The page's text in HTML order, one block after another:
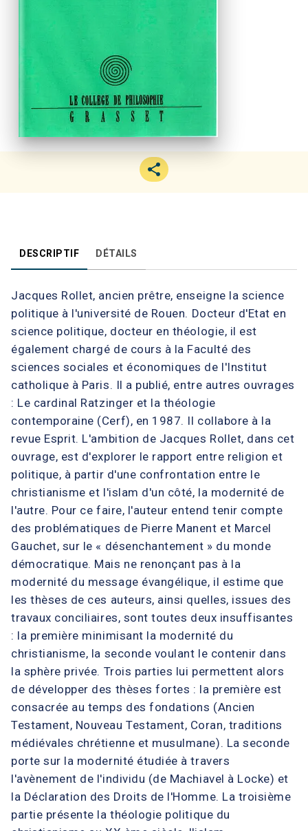
DESCRIPTIF DÉTAILS
Jacques Rollet, ancien prêtre, enseigne la science
politique à l'université de Rouen. Docteur d'Etat en
science politique, docteur en théologie, il est
également chargé de cours à la Faculté des
sciences sociales et économiques de l'Institut
catholique à Paris. Il a publié, entre autres ouvrages
: Le cardinal Ratzinger et la théologie
contemporaine (Cerf), en 1987. Il collabore à la
revue Esprit. L'ambition de Jacques Rollet, dans cet
ouvrage, est d'explorer le rapport entre religion et
politique, à partir d'une confrontation entre le
christianisme et l'islam d'un côté, la modernité de
l'autre. Pour ce faire, l'auteur entend tenir compte
des problématiques de Pierre Manent et Marcel
Gauchet, sur le « désenchantement » du monde
démocratique. Mais ne renonçant pas à la
modernité du message évangélique, il estime que
les thèses de ces auteurs, ainsi quelles, issues des
travaux conciliaires, sont toutes deux insuffisantes
: la première minimisant la modernité du
christianisme, la seconde voulant le contenir dans
la sphère privée. Trois parties lui permettent alors
de développer des thèses fortes : la première est
consacrée au temps des fondations (Ancien
Testament, Nouveau Testament, Coran, traditions
médiévales chrétienne et musulmane). La seconde
porte sur la modernité étudiée à travers
l'avènement de l'individu (de Machiavel à Locke) et
la Déclaration des Droits de l'Homme. La troisième
partie présente la théologie politique du